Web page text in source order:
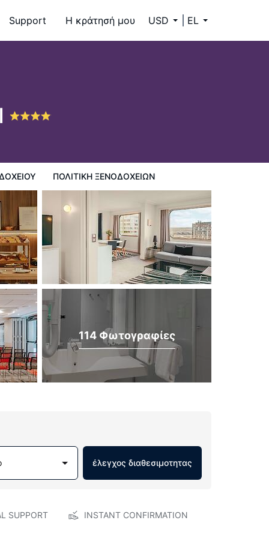
Support Η κράτησή μου USD EL
ΠΟΛΙΤΙΚΗ ΞΕΝΟΔΟΧΕΊΩΝ
114 Φωτογραφίες
έλεγχος διαθεσιμοτητας
SUPPORT INSTANT CONFIRMATION